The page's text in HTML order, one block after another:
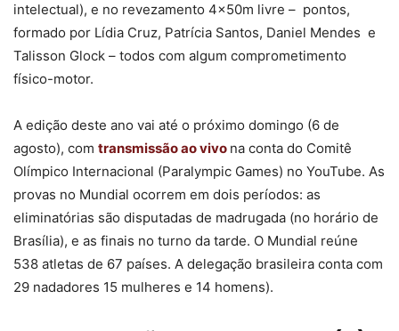
intelectual), e no revezamento 4x50m livre – pontos,
formado por Lídia Cruz, Patrícia Santos, Daniel Mendes e
Talisson Glock – todos com algum comprometimento
físico-motor.
A edição deste ano vai até o próximo domingo (6 de
agosto), com transmissão ao vivo na conta do Comitê
Olímpico Internacional (Paralympic Games) no YouTube. As
provas no Mundial ocorrem em dois períodos: as
eliminatórias são disputadas de madrugada (no horário de
Brasília), e as finais no turno da tarde. O Mundial reúne
538 atletas de 67 países. A delegação brasileira conta com
29 nadadores 15 mulheres e 14 homens).